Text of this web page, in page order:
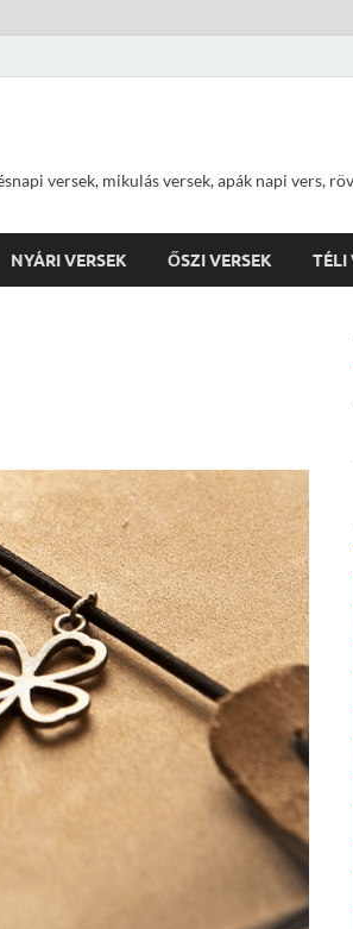
versek, mikulás versek, apák napi vers,
NYÁRI VERSEK ŐSZI VERSEK TÉLI